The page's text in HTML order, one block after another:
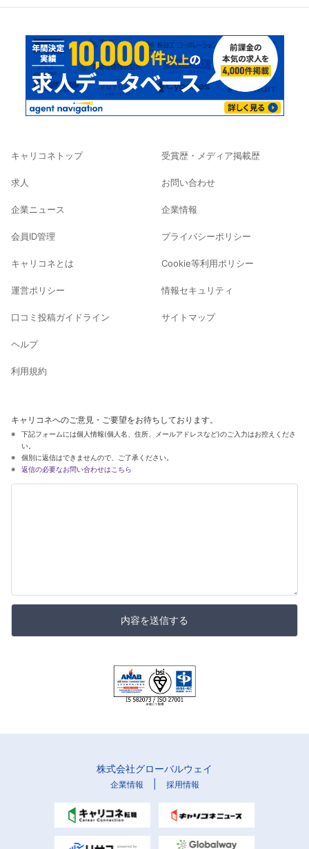
キャリコネトップ
求人
企業ニュース
会員ID管理
キャリコネとは
運営ポリシー
口コミ投稿ガイドライン
ヘルプ
利用規約
受賞歴・メディア掲載歴
お問い合わせ
企業情報
プライバシーポリシー
Cookie等利用ポリシー
情報セキュリティ
サイトマップ
キャリコネへのご意見・ご要望をお待ちしております。
下記フォームには個人情報(個人名、住所、メールアドレスなど)のご入力はお控えくださ
い。
個別に返信はできませんので、ご了承ください。
返信の必要なお問い合わせはこちら
内容を送信する
株式会社グローバルウェイ
企業情報 採用情報